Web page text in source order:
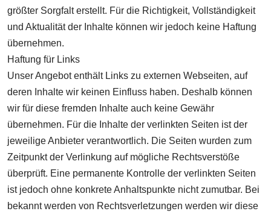
größter Sorgfalt erstellt. Für die Richtigkeit, Vollständigkeit
und Aktualität der Inhalte können wir jedoch keine Haftung
übernehmen.
Haftung für Links
Unser Angebot enthält Links zu externen Webseiten, auf
deren Inhalte wir keinen Einfluss haben. Deshalb können
wir für diese fremden Inhalte auch keine Gewähr
übernehmen. Für die Inhalte der verlinkten Seiten ist der
jeweilige Anbieter verantwortlich. Die Seiten wurden zum
Zeitpunkt der Verlinkung auf mögliche Rechtsverstöße
überprüft. Eine permanente Kontrolle der verlinkten Seiten
ist jedoch ohne konkrete Anhaltspunkte nicht zumutbar. Bei
bekannt werden von Rechtsverletzungen werden wir diese